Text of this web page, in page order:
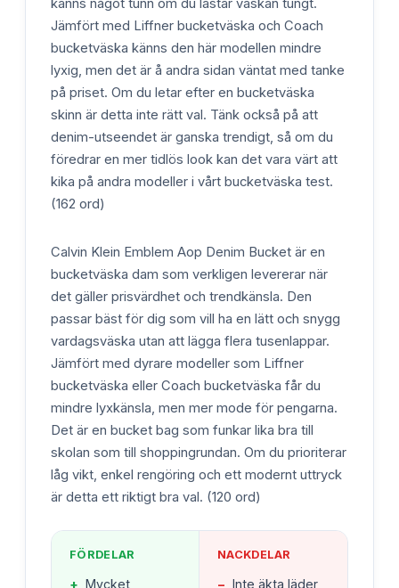
Jämfört med Liffner bucketväska och Coach
bucketväska känns den här modellen mindre
lyxig, men det är å andra sidan väntat med tanke
på priset. Om du letar efter en bucketväska
skinn är detta inte rätt val. Tänk också på att
denim-utseendet är ganska trendigt, så om du
föredrar en mer tidlös look kan det vara värt att
kika på andra modeller i vårt bucketväska test.
(162 ord)
Calvin Klein Emblem Aop Denim Bucket är en
bucketväska dam som verkligen levererar när
det gäller prisvärdhet och trendkänsla. Den
passar bäst för dig som vill ha en lätt och snygg
vardagsväska utan att lägga flera tusenlappar.
Jämfört med dyrare modeller som Liffner
bucketväska eller Coach bucketväska får du
mindre lyxkänsla, men mer mode för pengarna.
Det är en bucket bag som funkar lika bra till
skolan som till shoppingrundan. Om du prioriterar
låg vikt, enkel rengöring och ett modernt uttryck
är detta ett riktigt bra val. (120 ord)
FÖRDELAR
+ Mycket
NACKDELAR
− Inte äkta läder